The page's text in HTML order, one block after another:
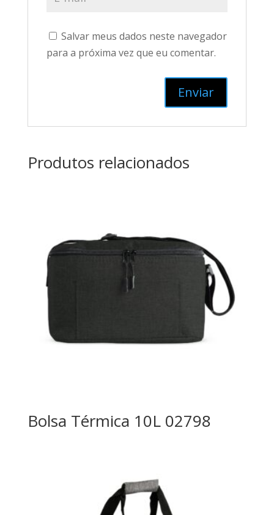
Salvar meus dados neste navegador
para a próxima vez que eu comentar.
Produtos relacionados
Bolsa Térmica 10L 02798